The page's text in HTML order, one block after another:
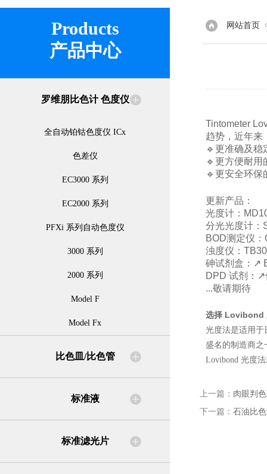
Products
产品中心
罗维朋比色计 色度仪
全自动铂钴色度仪 ICx
色差仪
EC3000 系列
EC2000 系列
PFXi 系列自动色度仪
3000 系列
2000 系列
Model F
Model Fx
比色皿/比色管
标准液
标准滤光片
网站首页
Tintometer
趋势，近年来
🔹更准确及稳
🔹更方便耐用
🔹更安全环保
更新产品：
光度计：
分光光度计：
BOD测定仪
浊度仪：
砷试剂盒：↗️
DPD 试剂：
...敬请期待
选择 Lovibond
光度法是适用于
盛名的制造商之
Lovibond 光度
上一篇： 肉眼判
下一篇： 石油比